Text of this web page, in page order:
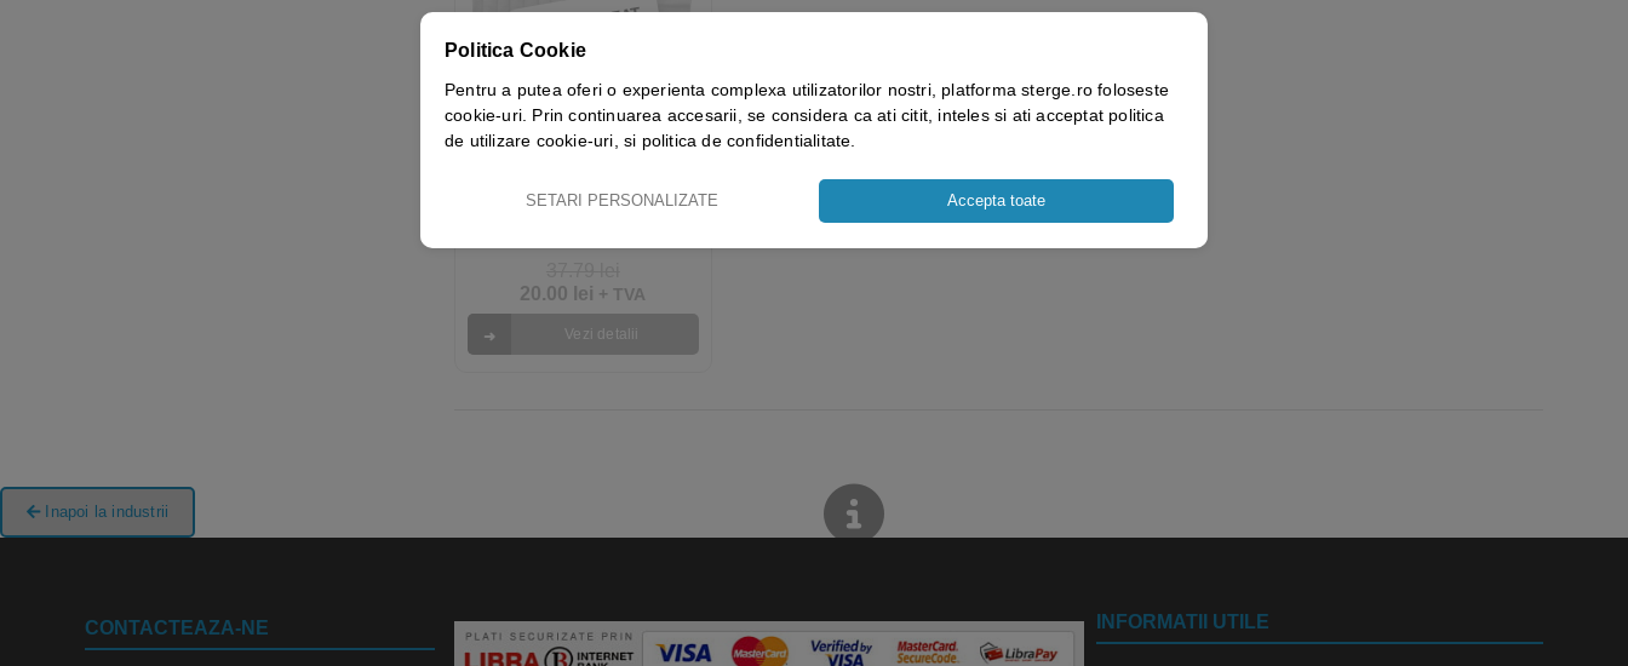
Inapoi la industrii
STOC EPUIZAT
IMPREGNATE CU RASINA
PACHET
20.00 lei + TVA
Vezi detalii
CONTACTEAZA-NE INFORMATII UTILE
Politica Cookie
Pentru a putea oferi o experienta complexa utilizatorilor nostri, platforma sterge.ro foloseste
cookie-uri. Prin continuarea accesarii, se considera ca ati citit, inteles si ati acceptat politica
de utilizare cookie-uri, si politica de confidentialitate.
SETARI PERSONALIZATE Accepta toate